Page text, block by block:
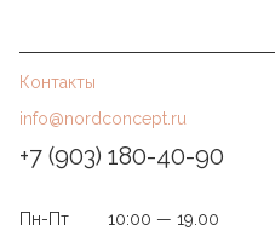
Контакты
info@nordconcept.ru
+7 (903) 180-40-90
Пн-Пт
10:00 — 19.00